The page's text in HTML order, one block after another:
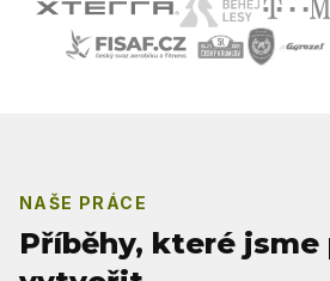
NAŠE PRÁCE
Příběhy, které jsme